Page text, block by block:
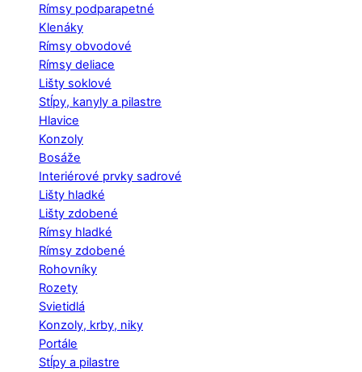
Rímsy podparapetné
Klenáky
Rímsy obvodové
Rímsy deliace
Lišty soklové
Stĺpy, kanyly a pilastre
Hlavice
Konzoly
Bosáže
Interiérové prvky sadrové
Lišty hladké
Lišty zdobené
Rímsy hladké
Rímsy zdobené
Rohovníky
Rozety
Svietidlá
Konzoly, krby, niky
Portále
Stĺpy a pilastre